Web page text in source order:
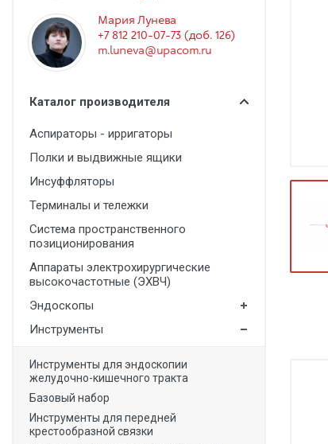
Урология
Дезинфекция и стерилизация
Расходные материалы
Оториноларингология
Вспомогательное оборудование
Ветеринария
Стоматологическое оборудование
Лабораторное оборудование
Прачечное оборудование
Медицинские мониторы
Ортопедические товары
Мария Лунева
+7 812 210-07-73 (доб. 126)
m.luneva@upacom.ru
Каталог производителя
Аспираторы - ирригаторы
Полки и выдвижные ящики
Инсуффляторы
Терминалы и тележки
Система пространственного
позиционирования
Аппараты электрохирургические
высокочастотные (ЭХВЧ)
Эндоскопы
Инструменты
Инструменты для эндоскопии
желудочно-кишечного тракта
Базовый набор
Инструменты для передней
крестообразной связки